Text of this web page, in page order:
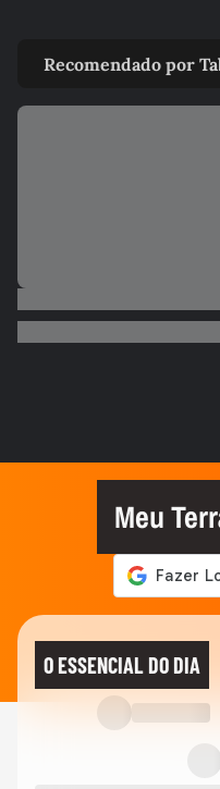
briga
VIDA E
afeta
Carreta
Carro
de
Após
Recomendado por
Meu
O ESSENCIAL DO DIA